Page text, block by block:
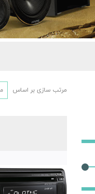
مرتب سازی بر اساس